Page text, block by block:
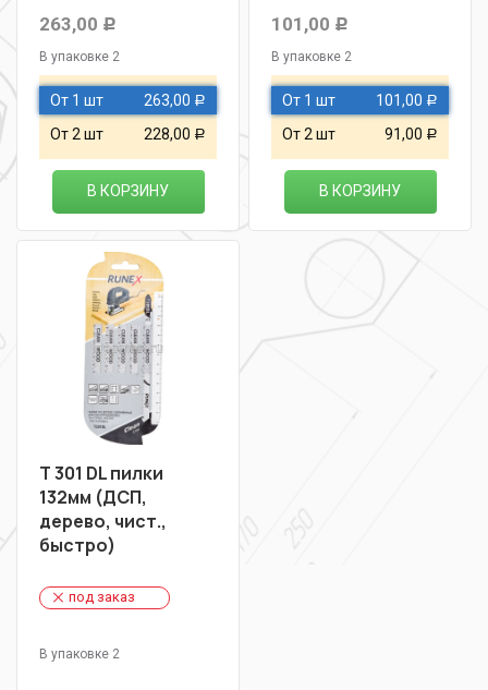
263,00 Р
В упаковке 2
От 1 шт 263,00 Р
От 2 шт 228,00 Р
В КОРЗИНУ
101,00 Р
В упаковке 2
От 1 шт 101,00 Р
От 2 шт 91,00 Р
В КОРЗИНУ
Т 301 DL пилки
132мм (ДСП,
дерево, чист.,
быстро)
под заказ
В упаковке 2